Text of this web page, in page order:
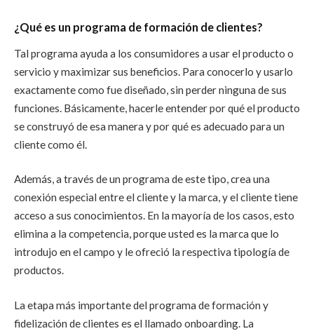
¿Qué es un programa de formación de clientes?
Tal programa ayuda a los consumidores a usar el producto o
servicio y maximizar sus beneficios. Para conocerlo y usarlo
exactamente como fue diseñado, sin perder ninguna de sus
funciones. Básicamente, hacerle entender por qué el producto
se construyó de esa manera y por qué es adecuado para un
cliente como él.
Además, a través de un programa de este tipo, crea una
conexión especial entre el cliente y la marca, y el cliente tiene
acceso a sus conocimientos. En la mayoría de los casos, esto
elimina a la competencia, porque usted es la marca que lo
introdujo en el campo y le ofreció la respectiva tipología de
productos.
La etapa más importante del programa de formación y
fidelización de clientes es el llamado onboarding. La